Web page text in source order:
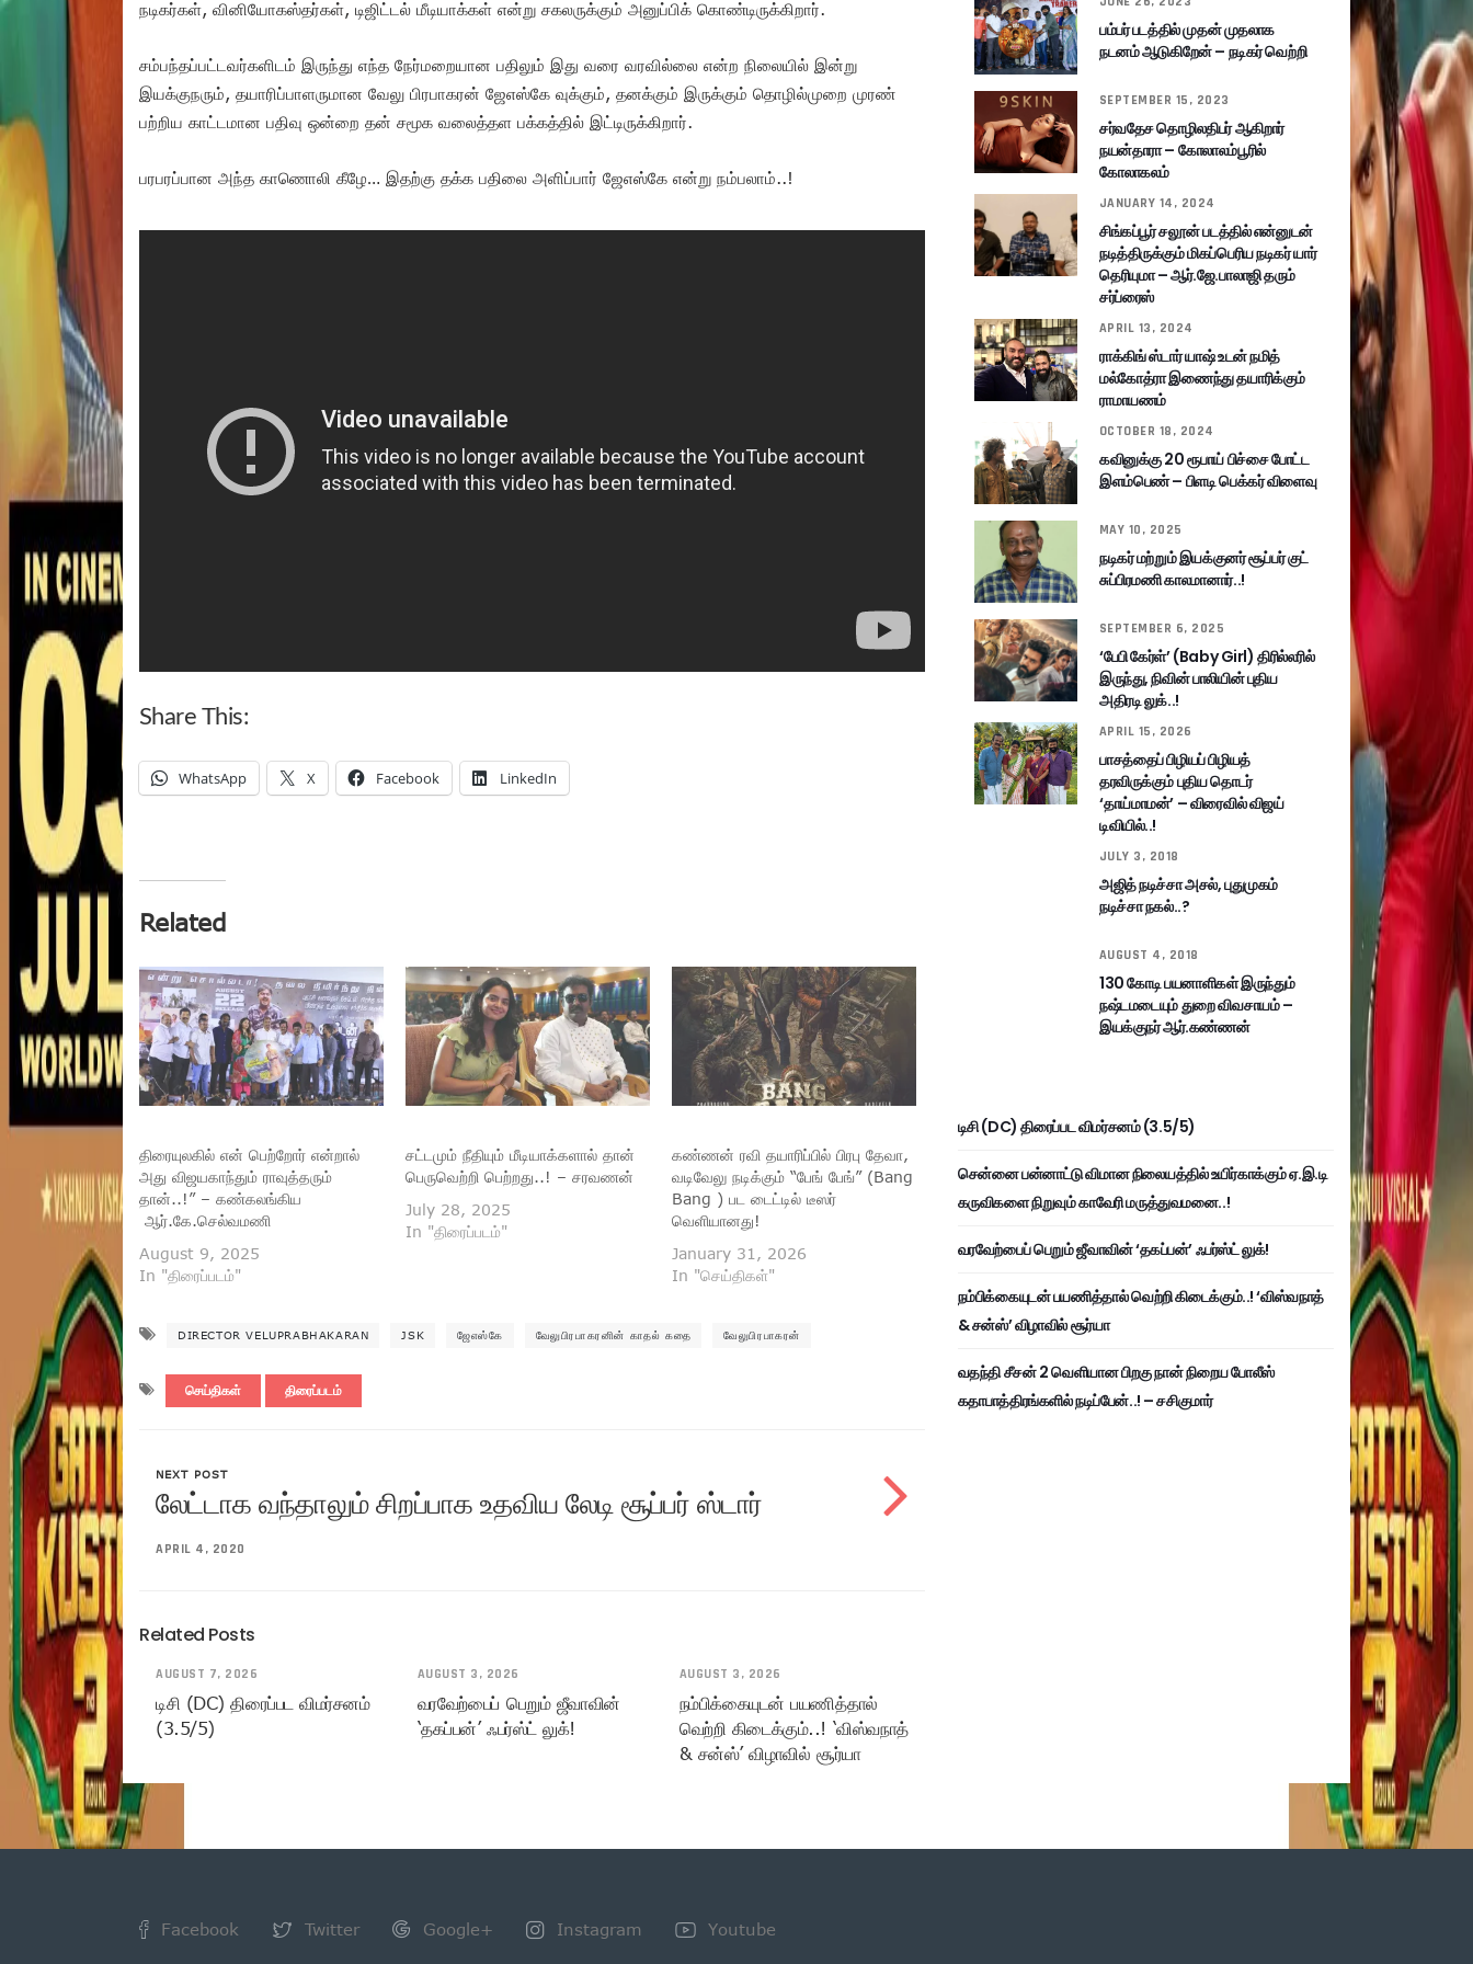
நடிகர்கள், வினியோகஸ்தர்கள், டிஜிட்டல் மீடியாக்கள் என்று சகலருக்கும் அனுப்பிக் கொண்டிருக்கிறார்.
சம்பந்தப்பட்டவர்களிடம் இருந்து எந்த நேர்மறையான பதிலும் இது வரை வரவில்லை என்ற நிலையில் இன்று
இயக்குநரும், தயாரிப்பாளருமான வேலு பிரபாகரன் ஜேஎஸ்கே வுக்கும், தனக்கும் இருக்கும் தொழில்முறை முரண்
பற்றிய காட்டமான பதிவு ஒன்றை தன் சமூக வலைத்தள பக்கத்தில் இட்டிருக்கிறார்.
பரபரப்பான அந்த காணொலி கீழே… இதற்கு தக்க பதிலை அளிப்பார் ஜேஎஸ்கே என்று நம்பலாம்..!
Share This:
WhatsApp X Facebook LinkedIn
Related
திரையுலகில் என் பெற்றோர் என்றால்
அது விஜயகாந்தும் ராவுத்தரும்
தான்..!” – கண்கலங்கிய
ஆர்.கே.செல்வமணி
August 9, 2025
In "திரைப்படம்"
சட்டமும் நீதியும் மீடியாக்களால் தான்
பெருவெற்றி பெற்றது..! – சரவணன்
July 28, 2025
In "திரைப்படம்"
கண்ணன் ரவி தயாரிப்பில் பிரபு தேவா,
வடிவேலு நடிக்கும் “பேங் பேங்” (Bang
Bang ) பட டைட்டில் டீஸர்
வெளியானது!
January 31, 2026
In "செய்திகள்"
DIRECTOR VELUPRABHAKARAN JSK ஜேஎஸ்கே வேலுபிரபாகரனின் காதல் கதை வேலுபிரபாகரன்
செய்திகள் திரைப்படம்
NEXT POST
லேட்டாக வந்தாலும் சிறப்பாக உதவிய லேடி சூப்பர் ஸ்டார்
APRIL 4, 2020
Related Posts
AUGUST 7, 2026
டிசி (DC) திரைப்பட விமர்சனம்
(3.5/5)
AUGUST 3, 2026
வரவேற்பைப் பெறும் ஜீவாவின்
‘தகப்பன்’ ஃபர்ஸ்ட் லுக்!
AUGUST 3, 2026
நம்பிக்கையுடன் பயணித்தால்
வெற்றி கிடைக்கும்..! ‘விஸ்வநாத்
& சன்ஸ்’ விழாவில் சூர்யா
பம்பர் படத்தில் முதன் முதலாக
நடனம் ஆடுகிறேன் – நடிகர் வெற்றி
SEPTEMBER 15, 2023
சர்வதேச தொழிலதிபர் ஆகிறார்
நயன்தாரா – கோலாலம்பூரில்
கோலாகலம்
JANUARY 14, 2024
சிங்கப்பூர் சலூன் படத்தில் என்னுடன்
நடித்திருக்கும் மிகப்பெரிய நடிகர் யார்
தெரியுமா – ஆர்.ஜே.பாலாஜி தரும்
சர்ப்ரைஸ்
APRIL 13, 2024
ராக்கிங் ஸ்டார் யாஷ் உடன் நமித்
மல்கோத்ரா இணைந்து தயாரிக்கும்
ராமாயணம்
OCTOBER 18, 2024
கவினுக்கு 20 ரூபாய் பிச்சை போட்ட
இளம்பெண் – பிளடி பெக்கர் விளைவு
MAY 10, 2025
நடிகர் மற்றும் இயக்குனர் சூப்பர் குட்
சுப்பிரமணி காலமானார்..!
SEPTEMBER 6, 2025
‘பேபி கேர்ள்’ (Baby Girl) திரில்லரில்
இருந்து, நிவின் பாலியின் புதிய
அதிரடி லுக்..!
APRIL 15, 2026
பாசத்தைப் பிழியப் பிழியத்
தரவிருக்கும் புதிய தொடர்
‘தாய்மாமன்’ – விரைவில் விஜய்
டிவியில்..!
JULY 3, 2018
அஜித் நடிச்சா அசல், புதுமுகம்
நடிச்சா நகல்..?
AUGUST 4, 2018
130 கோடி பயனாளிகள் இருந்தும்
நஷ்டமடையும் துறை விவசாயம் –
இயக்குநர் ஆர்.கண்ணன்
டிசி (DC) திரைப்பட விமர்சனம் (3.5/5)
சென்னை பன்னாட்டு விமான நிலையத்தில் உயிர்காக்கும் ஏ.இ.டி
கருவிகளை நிறுவும் காவேரி மருத்துவமனை..!
வரவேற்பைப் பெறும் ஜீவாவின் ‘தகப்பன்’ ஃபர்ஸ்ட் லுக்!
நம்பிக்கையுடன் பயணித்தால் வெற்றி கிடைக்கும்..! ‘விஸ்வநாத்
& சன்ஸ்’ விழாவில் சூர்யா
வதந்தி சீசன் 2 வெளியான பிறகு நான் நிறைய போலீஸ்
கதாபாத்திரங்களில் நடிப்பேன்..! – சசிகுமார்
Facebook Twitter Google+ Instagram Youtube